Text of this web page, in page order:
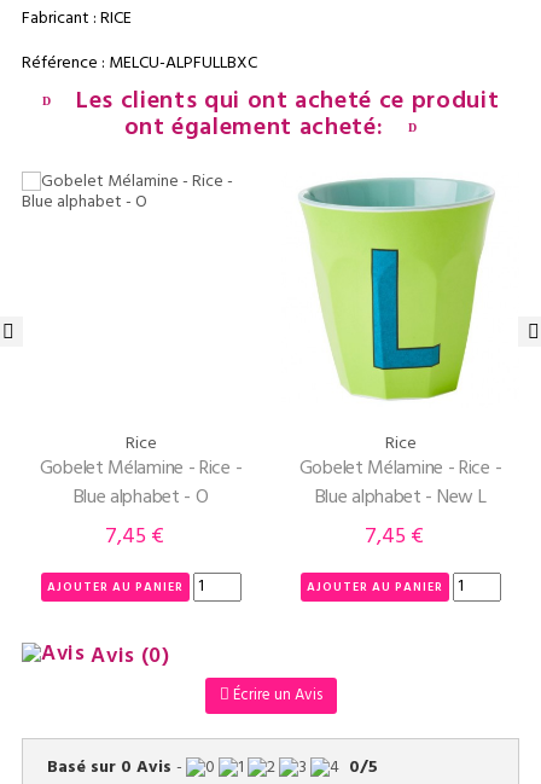
Fabricant : RICE
Référence : MELCU-ALPFULLBXC
Les clients qui ont acheté ce produit
ont également acheté:
Rice
Gobelet Mélamine - Rice -
Blue alphabet - O
Prix
7,45 €
AJOUTER AU PANIER
Rice
Gobelet Mélamine - Rice -
Blue alphabet - New L
Prix
7,45 €
AJOUTER AU PANIER
Avis (0)
Écrire un Avis
Basé sur 0 Avis - 0/5